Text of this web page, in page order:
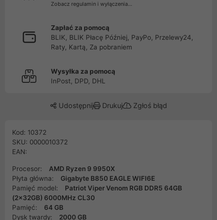
Zobacz regulamin i wyłączenia...
Zapłać za pomocą
BLIK, BLIK Płacę Później, PayPo, Przelewy24,
Raty, Kartą, Za pobraniem
Wysyłka za pomocą
InPost, DPD, DHL
Udostępnij Drukuj Zgłoś błąd
Kod: 10372
SKU: 0000010372
EAN:
Procesor:
AMD Ryzen 9 9950X
Płyta główna:
Gigabyte B850 EAGLE WIFI6E
Pamięć model:
Patriot Viper Venom RGB DDR5 64GB
(2x32GB) 6000MHz CL30
Pamięć:
64 GB
Dysk twardy:
2000 GB